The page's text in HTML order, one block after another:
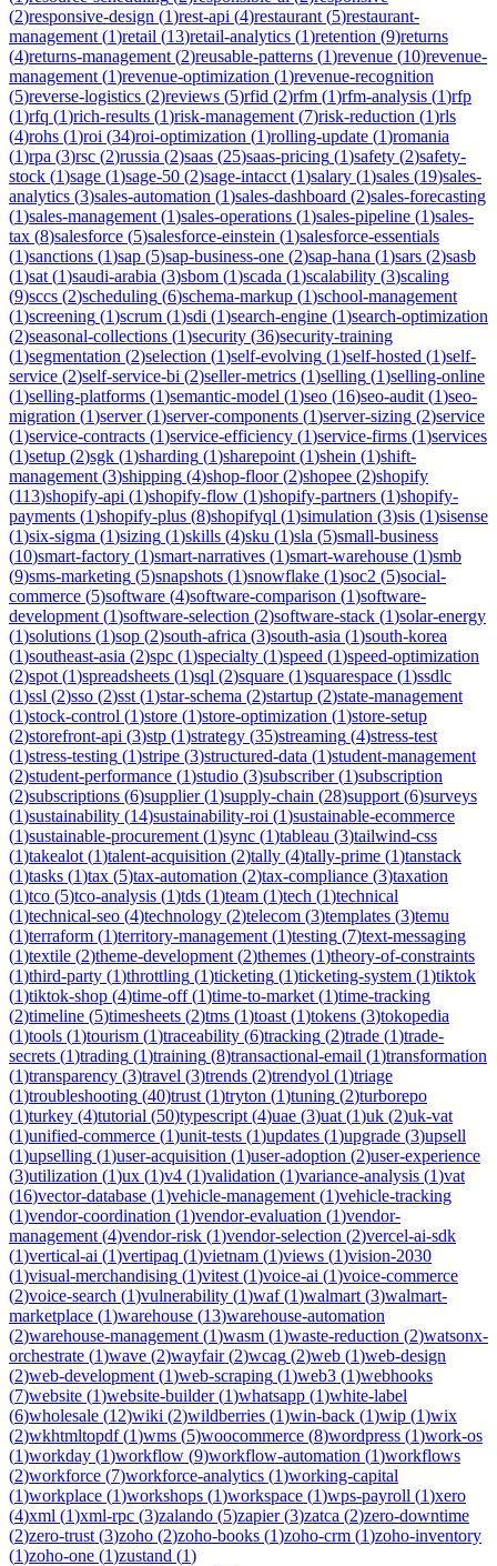
(2)responsive-design (1)rest-api (4)restaurant (5)restaurant-
management (1)retail (13)retail-analytics (1)retention (9)returns
(4)returns-management (2)reusable-patterns (1)revenue (10)revenue-
management (1)revenue-optimization (1)revenue-recognition
(5)reverse-logistics (2)reviews (5)rfid (2)rfm (1)rfm-analysis (1)rfp
(1)rfq (1)rich-results (1)risk-management (7)risk-reduction (1)rls
(4)rohs (1)roi (34)roi-optimization (1)rolling-update (1)romania
(1)rpa (3)rsc (2)russia (2)saas (25)saas-pricing (1)safety (2)safety-
stock (1)sage (1)sage-50 (2)sage-intacct (1)salary (1)sales (19)sales-
analytics (3)sales-automation (1)sales-dashboard (2)sales-forecasting
(1)sales-management (1)sales-operations (1)sales-pipeline (1)sales-
tax (8)salesforce (5)salesforce-einstein (1)salesforce-essentials
(1)sanctions (1)sap (5)sap-business-one (2)sap-hana (1)sars (2)sasb
(1)sat (1)saudi-arabia (3)sbom (1)scada (1)scalability (3)scaling
(9)sccs (2)scheduling (6)schema-markup (1)school-management
(1)screening (1)scrum (1)sdi (1)search-engine (1)search-optimization
(2)seasonal-collections (1)security (36)security-training
(1)segmentation (2)selection (1)self-evolving (1)self-hosted (1)self-
service (2)self-service-bi (2)seller-metrics (1)selling (1)selling-online
(1)selling-platforms (1)semantic-model (1)seo (16)seo-audit (1)seo-
migration (1)server(1)server-components (1)server-sizing (2)service
(1)service-contracts (1)service-efficiency (1)service-firms (1)services
(1)setup (2)sgk (1)sharding (1)sharepoint (1)shein (1)shift-
management (3)shipping (4)shop-floor(2)shopee (2)shopify
(113)shopify-api (1)shopify-flow (1)shopify-partners (1)shopify-
payments (1)shopify-plus (8)shopifyql (1)simulation (3)sis (1)sisense
(1)six-sigma (1)sizing (1)skills (4)sku (1)sla (5)small-business
(10)smart-factory (1)smart-narratives (1)smart-warehouse (1)smb
(9)sms-marketing (5)snapshots (1)snowflake (1)soc2 (5)social-
commerce (5)software (4)software-comparison (1)software-
development (1)software-selection (2)software-stack (1)solar-energy
(1)solutions (1)sop (2)south-africa (3)south-asia (1)south-korea
(1)southeast-asia (2)spc (1)specialty (1)speed (1)speed-optimization
(2)spot (1)spreadsheets (1)sql (2)square (1)squarespace (1)ssdlc
(1)ssl (2)sso (2)sst (1)star-schema (2)startup (2)state-management
(1)stock-control (1)store (1)store-optimization (1)store-setup
(2)storefront-api (3)stp (1)strategy (35)streaming (4)stress-test
(1)stress-testing (1)stripe (3)structured-data (1)student-management
(2)student-performance (1)studio (3)subscriber(1)subscription
(2)subscriptions (6)supplier(1)supply-chain (28)support (6)surveys
(1)sustainability (14)sustainability-roi (1)sustainable-ecommerce
(1)sustainable-procurement (1)sync (1)tableau (3)tailwind-css
(1)takealot (1)talent-acquisition (2)tally (4)tally-prime (1)tanstack
(1)tasks (1)tax (5)tax-automation (2)tax-compliance (3)taxation
(1)tco (5)tco-analysis (1)tds (1)team (1)tech (1)technical
(1)technical-seo (4)technology (2)telecom (3)templates (3)temu
(1)terraform (1)territory-management (1)testing (7)text-messaging
(1)textile (2)theme-development (2)themes (1)theory-of-constraints
(1)third-party (1)throttling (1)ticketing (1)ticketing-system (1)tiktok
(1)tiktok-shop (4)time-off(1)time-to-market (1)time-tracking
(2)timeline (5)timesheets (2)tms (1)toast (1)tokens (3)tokopedia
(1)tools (1)tourism (1)traceability (6)tracking (2)trade (1)trade-
secrets (1)trading (1)training (8)transactional-email (1)transformation
(1)transparency (3)travel (3)trends (2)trendyol (1)triage
(1)troubleshooting (40)trust (1)tryton (1)tuning (2)turborepo
(1)turkey (4)tutorial (50)typescript (4)uae (3)uat (1)uk (2)uk-vat
(1)unified-commerce (1)unit-tests (1)updates (1)upgrade (3)upsell
(1)upselling (1)user-acquisition (1)user-adoption (2)user-experience
(3)utilization (1)ux (1)v4 (1)validation (1)variance-analysis (1)vat
(16)vector-database (1)vehicle-management (1)vehicle-tracking
(1)vendor-coordination (1)vendor-evaluation (1)vendor-
management (4)vendor-risk (1)vendor-selection (2)vercel-ai-sdk
(1)vertical-ai (1)vertipaq (1)vietnam (1)views (1)vision-2030
(1)visual-merchandising (1)vitest (1)voice-ai (1)voice-commerce
(2)voice-search (1)vulnerability (1)waf(1)walmart (3)walmart-
marketplace (1)warehouse (13)warehouse-automation
(2)warehouse-management (1)wasm (1)waste-reduction (2)watsonx-
orchestrate (1)wave (2)wayfair(2)wcag (2)web (1)web-design
(2)web-development (1)web-scraping (1)web3 (1)webhooks
(7)website (1)website-builder(1)whatsapp (1)white-label
(6)wholesale (12)wiki (2)wildberries (1)win-back (1)wip (1)wix
(2)wkhtmltopdf(1)wms (5)woocommerce (8)wordpress (1)work-os
(1)workday (1)workflow (9)workflow-automation (1)workflows
(2)workforce (7)workforce-analytics (1)working-capital
(1)workplace (1)workshops (1)workspace (1)wps-payroll (1)xero
(4)xml (1)xml-rpc (3)zalando (5)zapier(3)zatca (2)zero-downtime
(2)zero-trust (3)zoho (2)zoho-books (1)zoho-crm (1)zoho-inventory
(1)zoho-one (1)zustand (1)